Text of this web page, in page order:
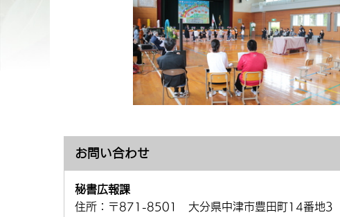
お問い合わせ
秘書広報課
住所： 〒871-8501 大分県中津市豊田町14番地3